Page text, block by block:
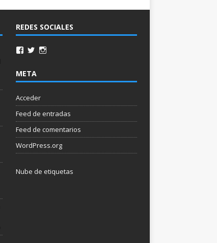
REDES SOCIALES
META
Acceder
Feed de entradas
Feed de comentarios
WordPress.org
Nube de etiquetas